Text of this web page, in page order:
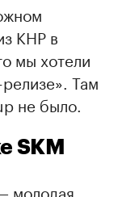
КНР в
мы хотели
Там
не было.
SKM
молодая